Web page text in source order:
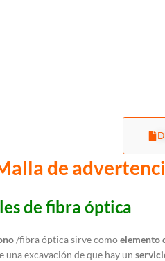
de
de fibra óptica
/fibra óptica sirve comoelemento
excavación de que hay un